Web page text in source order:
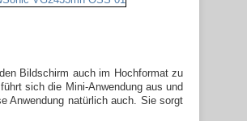
Bildschirm auch im Hochformat zu
sich die Mini-Anwendung aus und
Anwendung natürlich auch. Sie sorgt